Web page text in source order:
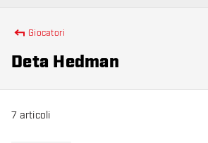
Giocatori
Deta Hedman
7 articoli